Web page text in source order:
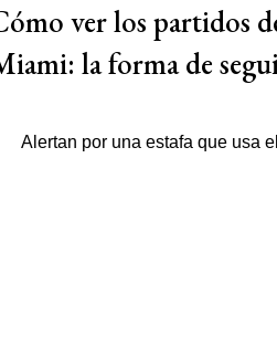
ver los partidos
la forma de